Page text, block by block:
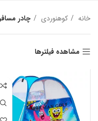
خانه کوهنوردی چادر
مشاهده فیلترها